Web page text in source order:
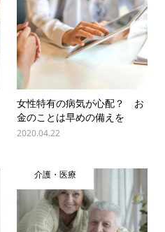
女性特有の病気が心配？ お
金のことは早めの備えを
2020.04.22
介護・医療